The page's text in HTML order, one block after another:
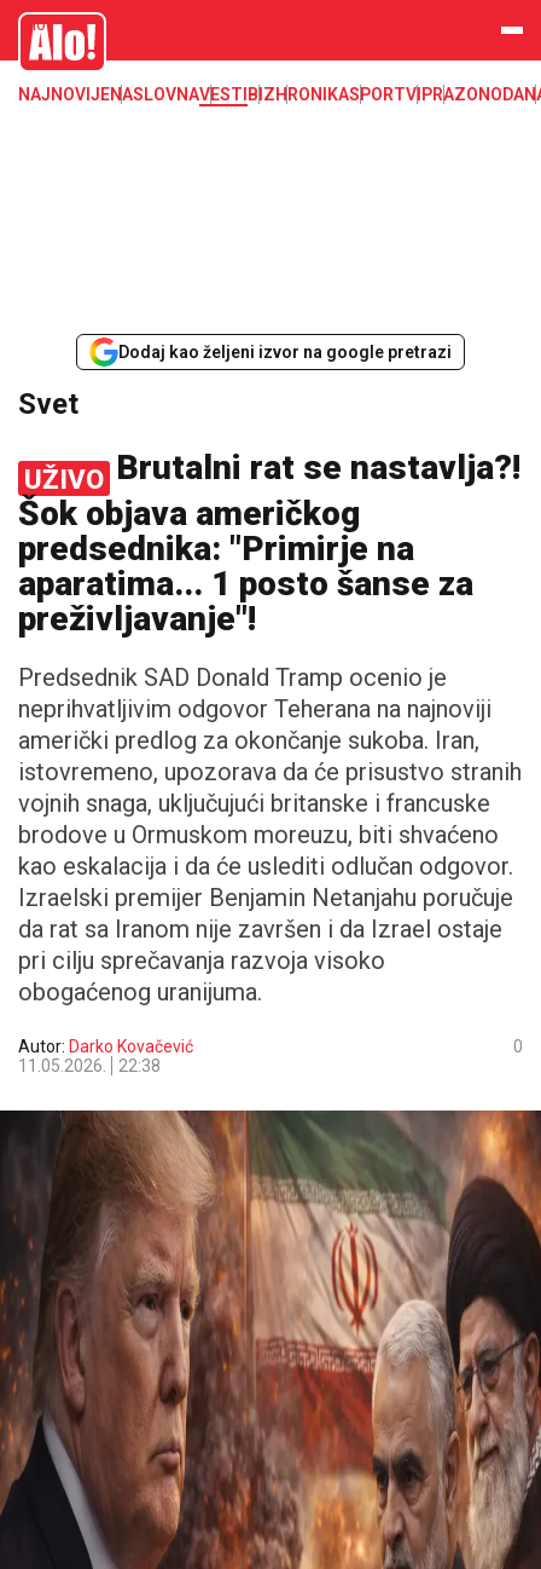
Svet, Ruske vesti, Planeta, Region
Alo
NAJNOVIJENASLOVNAVESTI BIZHRONIKASPORTVIPRAZONODA
Dodaj kao željeni izvor na google pretrazi
Svet
UŽIVO Brutalni rat se nastavlja?!
Šok objava američkog
predsednika: "Primirje na
aparatima... 1 posto šanse za
preživljavanje"!
Predsednik SAD Donald Tramp ocenio je
neprihvatljivim odgovor Teherana na najnoviji
američki predlog za okončanje sukoba. Iran,
istovremeno, upozorava da će prisustvo stranih
vojnih snaga, uključujući britanske i francuske
brodove u Ormuskom moreuzu, biti shvaćeno
kao eskalacija i da će uslediti odlučan odgovor.
Izraelski premijer Benjamin Netanjahu poručuje
da rat sa Iranom nije završen i da Izrael ostaje
pri cilju sprečavanja razvoja visoko
obogaćenog uranijuma.
Autor: Darko Kovačević
11.05.2026.
22:38
0